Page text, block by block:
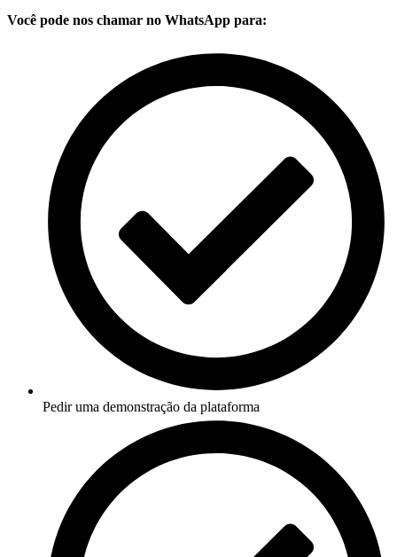
Você pode nos chamar no WhatsApp para:
Pedir uma demonstração da plataforma